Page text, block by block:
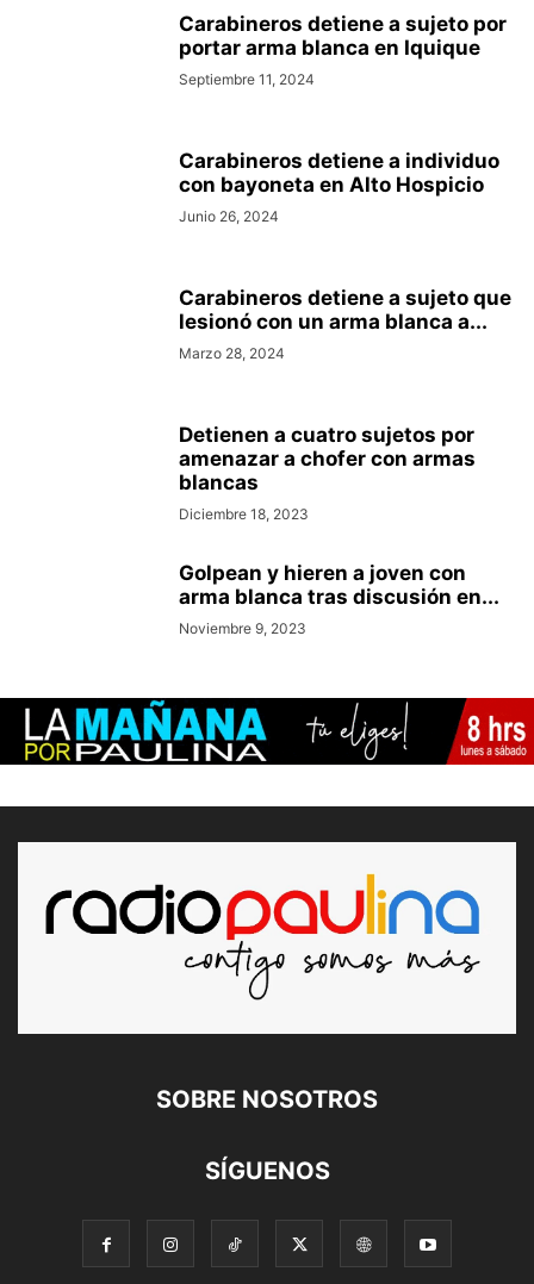
Carabineros detiene a sujeto por
portar arma blanca en Iquique
Septiembre 11, 2024
Carabineros detiene a individuo
con bayoneta en Alto Hospicio
Junio 26, 2024
Carabineros detiene a sujeto que
lesionó con un arma blanca a...
Marzo 28, 2024
Detienen a cuatro sujetos por
amenazar a chofer con armas
blancas
Diciembre 18, 2023
Golpean y hieren a joven con
arma blanca tras discusión en...
Noviembre 9, 2023
SOBRE NOSOTROS
SÍGUENOS